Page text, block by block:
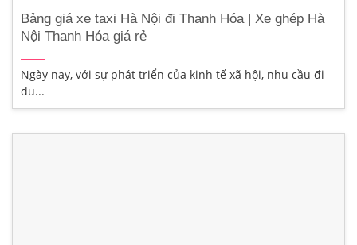
Bảng giá xe taxi Hà Nội đi Thanh Hóa | Xe ghép Hà
Nội Thanh Hóa giá rẻ
Ngày nay, với sự phát triển của kinh tế xã hội, nhu cầu đi
du...